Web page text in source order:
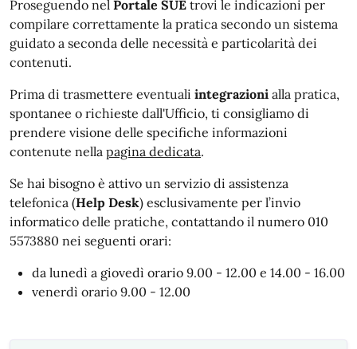
Proseguendo nel Portale SUE trovi le indicazioni per
compilare correttamente la pratica secondo un sistema
guidato a seconda delle necessità e particolarità dei
contenuti.
Prima di trasmettere eventuali integrazioni alla pratica,
spontanee o richieste dall'Ufficio, ti consigliamo di
prendere visione delle specifiche informazioni
contenute nella pagina dedicata.
Se hai bisogno è attivo un servizio di assistenza
telefonica (Help Desk) esclusivamente per l’invio
informatico delle pratiche, contattando il numero 010
5573880 nei seguenti orari:
da lunedì a giovedì orario 9.00 - 12.00 e 14.00 - 16.00
venerdì orario 9.00 - 12.00